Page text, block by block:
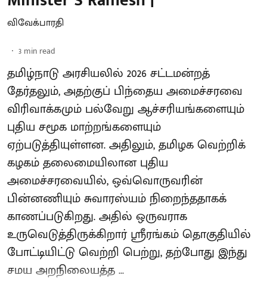
விவேக்பாரதி
3 min read
தமிழ்நாடு அரசியலில் 2026 சட்டமன்றத்
தேர்தலும், அதற்குப் பிந்தைய அமைச்சரவை
விரிவாக்கமும் பல்வேறு ஆச்சரியங்களையும்
புதிய சமூக மாற்றங்களையும்
ஏற்படுத்தியுள்ளன. அதிலும், தமிழக வெற்றிக்
கழகம் தலைமையிலான புதிய
அமைச்சரவையில், ஒவ்வொருவரின்
பின்னணியும் சுவாரஸ்யம் நிறைந்ததாகக்
காணப்படுகிறது. அதில் ஒருவராக
உருவெடுத்திருக்கிறார் ஸ்ரீரங்கம் தொகுதியில்
போட்டியிட்டு வெற்றி பெற்று, தற்போது இந்து
சமய அறநிலையத்த ...